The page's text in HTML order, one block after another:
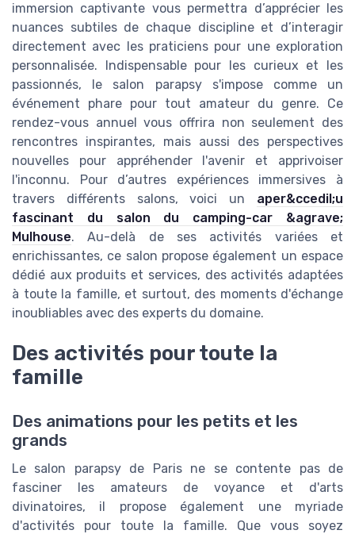
immersion captivante vous permettra d’apprécier les
nuances subtiles de chaque discipline et d’interagir
directement avec les praticiens pour une exploration
personnalisée. Indispensable pour les curieux et les
passionnés, le salon parapsy s'impose comme un
événement phare pour tout amateur du genre. Ce
rendez-vous annuel vous offrira non seulement des
rencontres inspirantes, mais aussi des perspectives
nouvelles pour appréhender l'avenir et apprivoiser
l'inconnu. Pour d’autres expériences immersives à
travers différents salons, voici un aper&ccedil;u
fascinant du salon du camping-car &agrave;
Mulhouse. Au-delà de ses activités variées et
enrichissantes, ce salon propose également un espace
dédié aux produits et services, des activités adaptées
à toute la famille, et surtout, des moments d'échange
inoubliables avec des experts du domaine.
Des activités pour toute la
famille
Des animations pour les petits et les
grands
Le salon parapsy de Paris ne se contente pas de
fasciner les amateurs de voyance et d'arts
divinatoires, il propose également une myriade
d'activités pour toute la famille. Que vous soyez